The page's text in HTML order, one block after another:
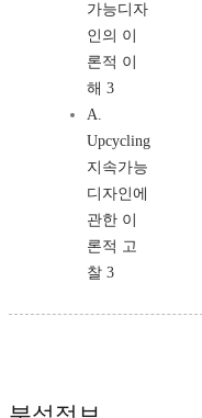
가능디자
인의 이
론적 이
해 3
A.
Upcycling
지속가능
디자인에
관한 이
론적 고
찰 3